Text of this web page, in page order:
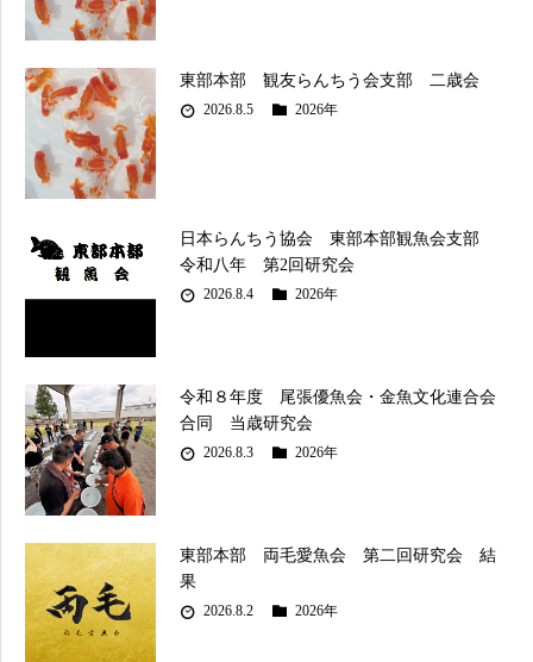
東部本部 観友らんちう会支部 二歳会
2026.8.5 2026年
日本らんちう協会 東部本部観魚会支部
令和八年 第2回研究会
2026.8.4 2026年
令和８年度 尾張優魚会・金魚文化連合会
合同 当歳研究会
2026.8.3 2026年
東部本部 両毛愛魚会 第二回研究会 結
果
2026.8.2 2026年